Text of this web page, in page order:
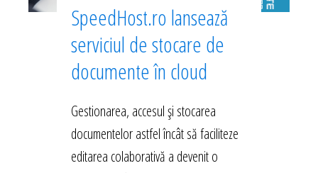
SpeedHost.ro lansează
serviciul de stocare de
documente în cloud
Gestionarea, accesul și stocarea
documentelor astfel încât să faciliteze
editarea colaborativă a devenit o